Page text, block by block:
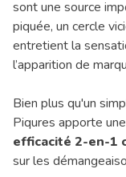
sont une source
piquée, un cercle
entretient la
l’apparition de
Bien plus qu'un
Piqures apporte
efficacité 2-en-1
sur les